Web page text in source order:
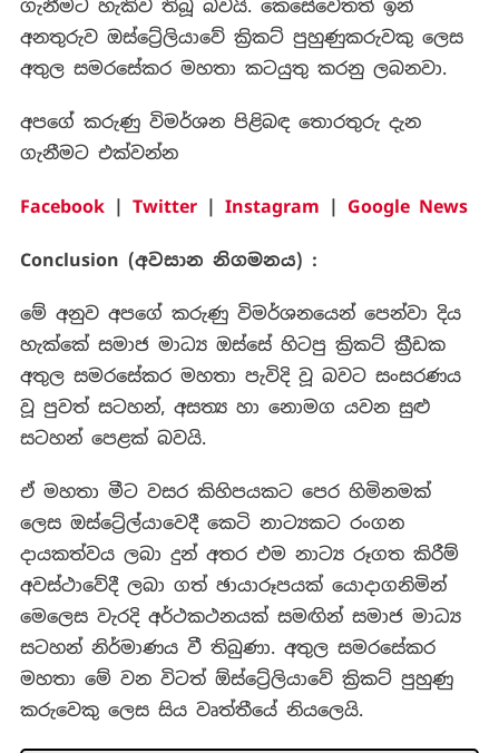
ගැනීමට හැකිව තිබූ බවයි. කෙසේවෙතත් ඉන්
අනතුරුව ඔස්ට්‍රේලියාවේ ක්‍රිකට් පුහුණුකරුවකු ලෙස
අතුල සමරසේකර මහතා කටයුතු කරනු ලබනවා.
අපගේ කරුණු විමර්ශන පිළිබඳ තොරතුරු දැන
ගැනීමට එක්වන්න
Facebook| Twitter| Instagram | Google News
Conclusion (අවසාන නිගමනය) :
මේ අනුව අපගේ කරුණු විමර්ශනයෙන් පෙන්වා දිය
හැක්කේ සමාජ මාධ්‍ය ඔස්සේ හිටපු ක්‍රිකට් ක්‍රීඩක
අතුල සමරසේකර මහතා පැවිදි වූ බවට සංසරණය
වූ පුවත් සටහන්, අසත්‍ය හා නොමග යවන සුළු
සටහන් පෙළක් බවයි.
ඒ මහතා මීට වසර කිහිපයකට පෙර හිමිනමක්
ලෙස ඔස්ට්‍ර්ලේයාවෙදී කෙටි නාට්‍යකට රංගන
දායකත්වය ලබා දුන් අතර එම නාට්‍ය රූගත කිරීම්
අවස්ථාවේදී ලබා ගත් ඡායාරූපයක් යොදාගනිමින්
මෙලෙස වැරදි අර්ථකථනයක් සමඟින් සමාජ මාධ්‍ය
සටහන් නිර්මාණය වී තිබුණා. අතුල සමරසේකර
මහතා මේ වන විටත් ඕස්ට්‍රේලියාවේ ක්‍රිකට් පුහුණු
කරුවෙකු ලෙස සිය වෘත්තීයේ නියලෙයි.